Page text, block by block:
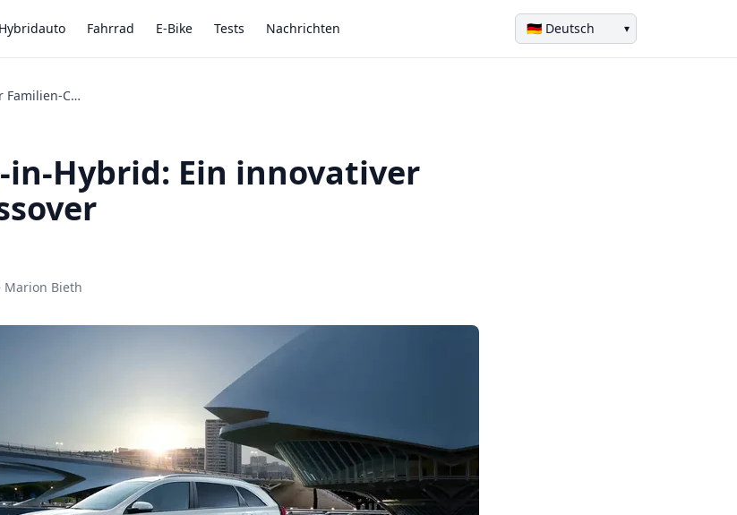
Hybridauto Fahrrad E-Bike Tests Nachrichten ▾
Kia Niro Plug-in-Hybrid: Ein innovativer Familien-Crossover
in-Hybrid: Ein innovativer
Bieth